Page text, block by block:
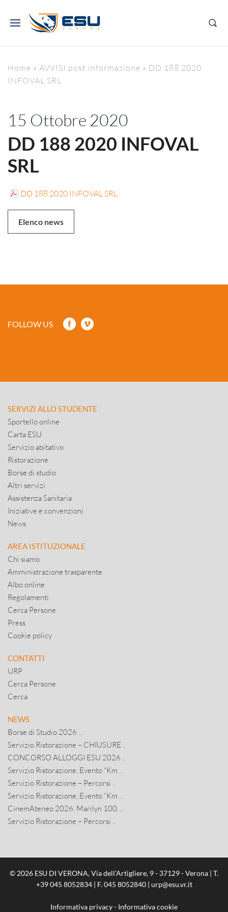
Home » AVVISI post informazione » DD 188 2020
INFOVAL SRL
15 Ottobre 2020
DD 188 2020 INFOVAL
SRL
DD 188 2020 INFOVAL SRL
Elenco news
FOLLOW US
SERVIZI ALLO STUDENTE
Sportello online
Carta ESU
Servizio abitativo
Ristorazione
Borse di studio
Altri servizi
Assistenza Sanitaria
Iniziative e convenzioni
News
AREA ISTITUZIONALE
Chi siamo
Amministrazione trasparente
Albo online
Regolamenti
Cerca Persone
Press
Cookie policy
CONTATTI
URP
Cerca Persone
Cerca
NEWS
Borse di Studio 2026 ..
Servizio Ristorazione – CHIUSURE ..
CONCORSO ALLOGGI ESU 2026 ..
Servizio Ristorazione, Evento “Km ..
Servizio Ristorazione – Percorsi ..
Servizio Ristorazione, Evento “Km ..
CinemAteneo 2026. Marilyn 100. ..
Servizio Ristorazione – Percorsi ..
© 2026 ESU DI VERONA, Via dell’Artigliere, 9 - 37129 - Verona | T.
+39 045 8052834| F. 045 8052840 | urp@esu.vr.it
Informativa privacy- Informativa cookie